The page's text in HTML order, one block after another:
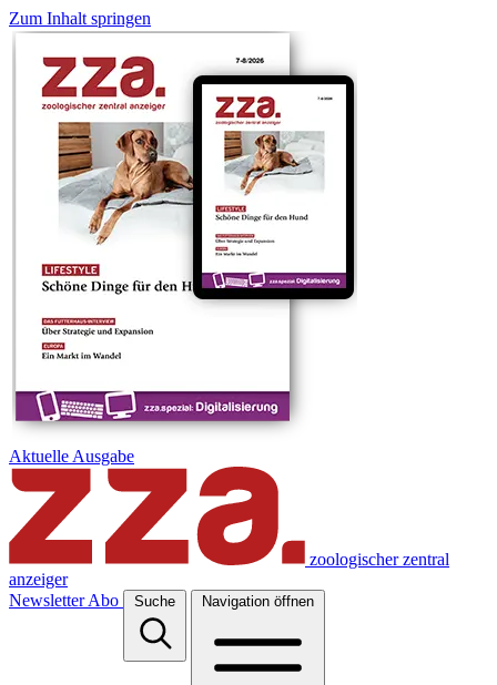
Zum Inhalt springen
Aktuelle Ausgabe
zoologischer zentral
anzeiger
Newsletter Abo Suche Navigation öffnen